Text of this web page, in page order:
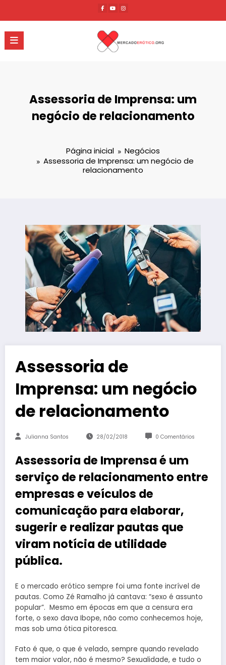
o
conteúdo
Assessoria de Imprensa: um
negócio de relacionamento
Página inicial
Negócios
Assessoria de Imprensa: um negócio de
relacionamento
Assessoria de
Imprensa: um negócio
de relacionamento
Julianna Santos 28/02/2018 0 Comentários
Assessoria de Imprensa é um
serviço de relacionamento entre
empresas e veículos de
comunicação para elaborar,
sugerir e realizar pautas que
viram notícia de utilidade
pública.
E o mercado erótico sempre foi uma fonte incrível de
pautas. Como Zé Ramalho já cantava: “sexo é assunto
popular”. Mesmo em épocas em que a censura era
forte, o sexo dava Ibope, não como conhecemos hoje,
mas sob uma ótica pitoresca.
Fato é que, o que é velado, sempre quando revelado
tem maior valor, não é mesmo? Sexualidade, e tudo o